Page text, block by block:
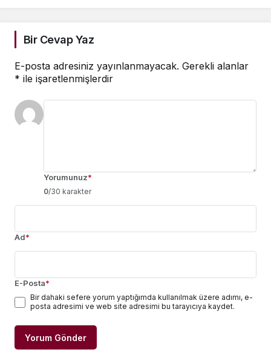
Bir Cevap Yaz
E-posta adresiniz yayınlanmayacak. Gerekli alanlar
* ile işaretlenmişlerdir
Yorumunuz*
0/30 karakter
Ad*
E-Posta*
Bir dahaki sefere yorum yaptığımda kullanılmak üzere adımı, e-
posta adresimi ve web site adresimi bu tarayıcıya kaydet.
Yorum Gönder